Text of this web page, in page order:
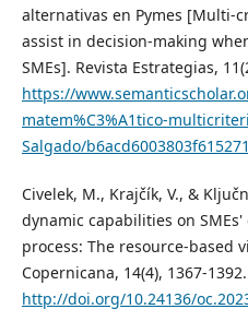
alternativas en Pymes [Multi-
assist in decision-making
SMEs]. Revista Estrategias,
https://
matem%C3%A1tico-
Salgado/
Civelek, M., Krajčík, V., &
dynamic capabilities on
process: The resource-based
Copernicana, 14(4), 1367-1392.
http://doi.org/10.24136/